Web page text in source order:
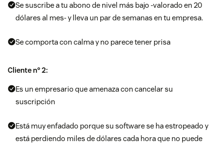
Se suscribe a tu abono de nivel más bajo -valorado en 20
dólares al mes- y lleva un par de semanas en tu empresa.
Se comporta con calma y no parece tener prisa
Cliente nº 2:
Es un empresario que amenaza con cancelar su
suscripción
Está muy enfadado porque su software se ha estropeado y
está perdiendo miles de dólares cada hora que no puede